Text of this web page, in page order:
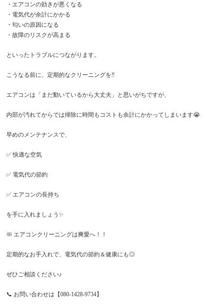
・エアコンの効きが悪くなる
・電気代が余計にかかる
・匂いの原因になる
・故障のリスクが高まる
といったトラブルにつながります。
こうなる前に、定期的なクリーニングを‼️
エアコンは「まだ動いているから大丈夫」と思いがちですが、
内部が汚れてからでは掃除に時間もコストも余計にかかってしまいます😭
早めのメンテナンスで、
✅ 快適な空気
✅ 電気代の節約
✅ エアコンの長持ち
を手に入れましょう✨
🧼 エアコンクリーニングは爽愛へ！！
定期的なお手入れで、電気代の節約＆健康にも◎
ぜひご相談ください♪
📞 お問い合わせは【080-1428-9734】